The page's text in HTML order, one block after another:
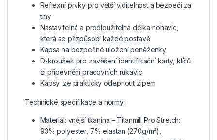
Reflexní prvky pro větší viditelnost a bezpečí za
tmy
Nastavitelná a prodloužitelná délka nohavic,
která se přizpůsobí každé postavě
Kapsa na bezpečné uložení peněženky
D-kroužek pro zavěšení identifikační karty, klíčů
či připevnění pracovních rukavic
Kapsy lze prakticky odepnout zipem
Technické specifikace a normy:
Materiál: vnější tkanina – Titanmill Pro Stretch:
93% polyester, 7% elastan (270g/m²),